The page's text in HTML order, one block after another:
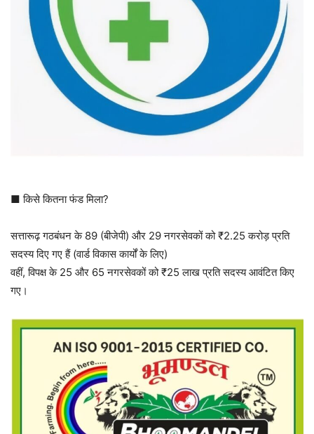
■ किसे कितना फंड मिला?
सत्तारूढ़ गठबंधन के 89 (बीजेपी) और 29 नगरसेवकों को ₹2.25 करोड़ प्रति
सदस्य दिए गए हैं (वार्ड विकास कार्यों के लिए)
वहीं, विपक्ष के 25 और 65 नगरसेवकों को ₹25 लाख प्रति सदस्य आवंटित किए
गए।